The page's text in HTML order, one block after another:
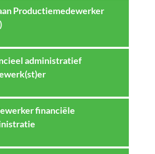
Productiemedewerker
administratief
financiële